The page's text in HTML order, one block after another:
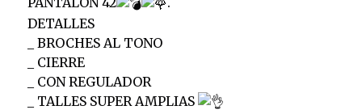
DETALLES
_ BROCHES AL TONO
_ CIERRE
_ CON REGULADOR
_ TALLES SUPER AMPLIAS